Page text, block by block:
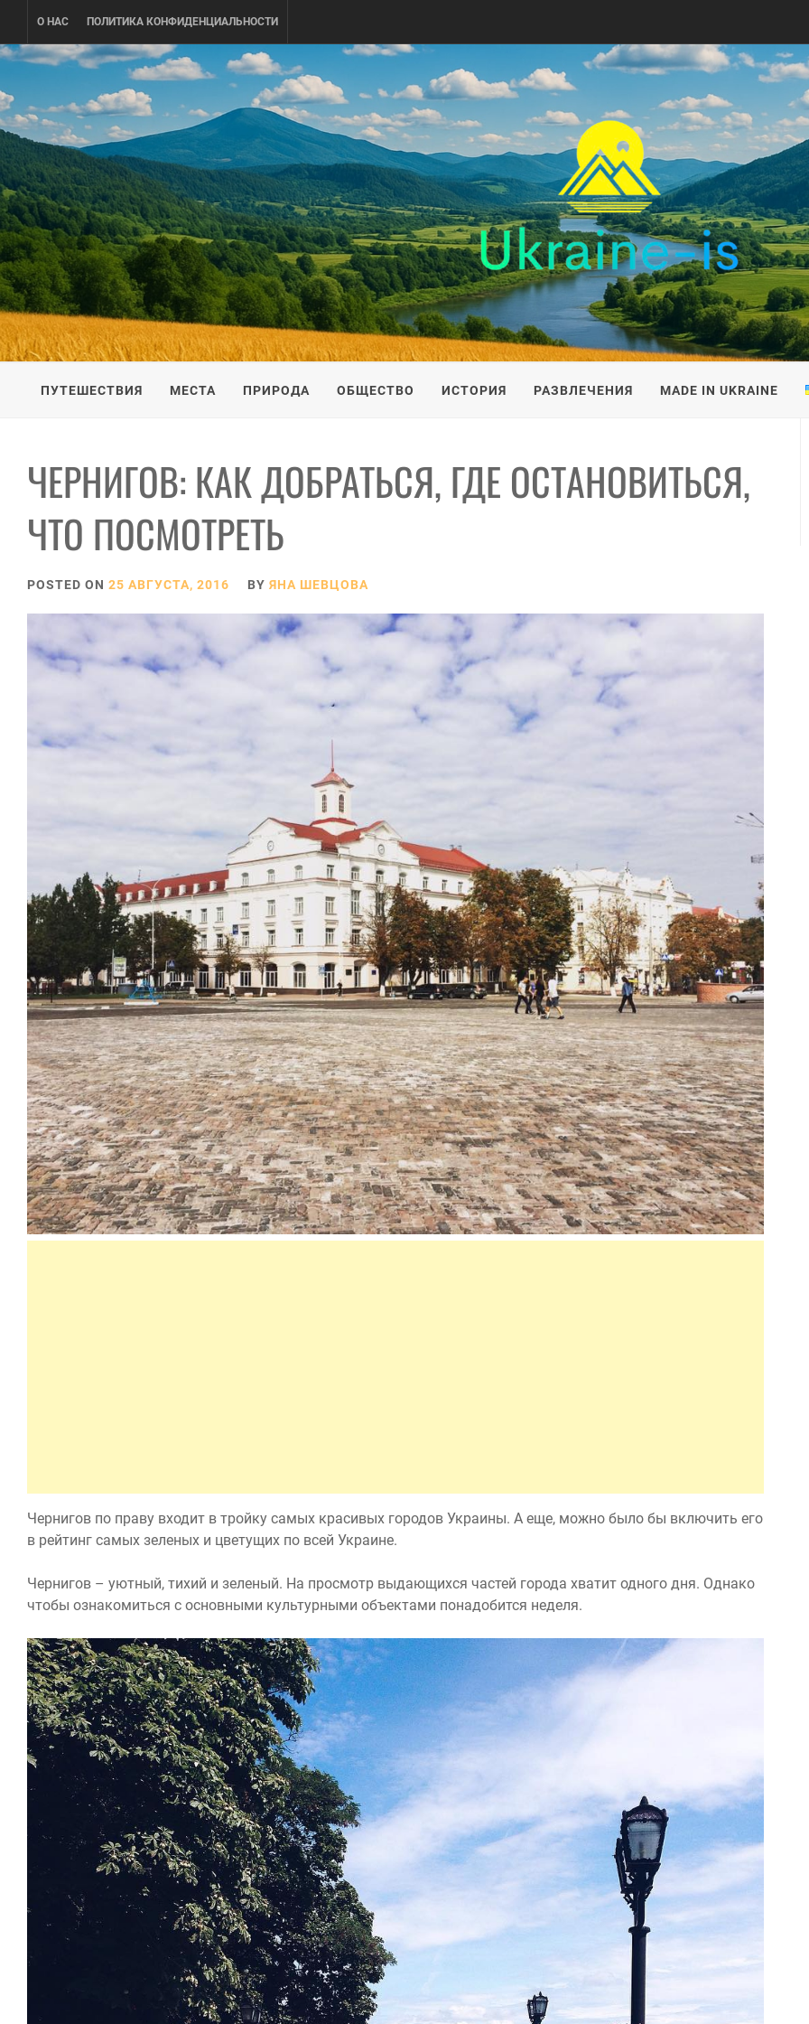
content
О НАС ПОЛИТИКА КОНФИДЕНЦИАЛЬНОСТИ
UKRAINE-IS
ПУТЕШЕСТВИЕ ПО УКРАИНЕ
ПУТЕШЕСТВИЯ МЕСТА ПРИРОДА ОБЩЕСТВО ИСТОРИЯ РАЗВЛЕЧЕНИЯ MADE IN UKRAINE
ЧЕРНИГОВ: КАК ДОБРАТЬСЯ, ГДЕ ОСТАНОВИТЬСЯ,
ЧТО ПОСМОТРЕТЬ
POSTED ON 25 АВГУСТА, 2016 BY ЯНА ШЕВЦОВА
Чернигов по праву входит в тройку самых красивых городов Украины. А еще, можно было бы включить его
в рейтинг самых зеленых и цветущих по всей Украине.
Чернигов – уютный, тихий и зеленый. На просмотр выдающихся частей города хватит одного дня. Однако
чтобы ознакомиться с основными культурными объектами понадобится неделя.